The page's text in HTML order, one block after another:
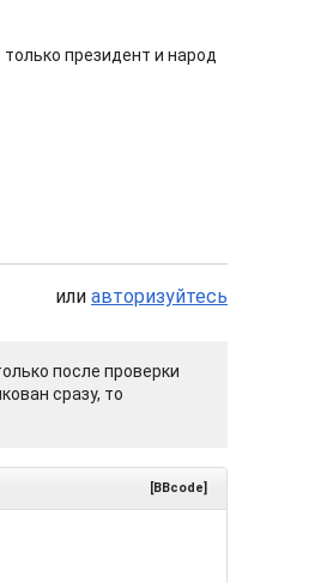
президент и народ
или авторизуйтесь
после проверки
сразу, то
[BBcode]